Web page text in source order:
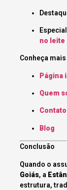
no leite
Conheça mais
Página
Quem
Contato
Blog
Conclusão
Quando o
Goiás, a
estrutura,